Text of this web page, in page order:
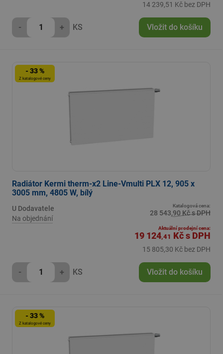
14 239,51 Kč bez DPH
- + KS Vložit do košíku
- 33 %
Z katalogové ceny
Radiátor Kermi therm-x2 Line-Vmulti PLX 12, 905 x
3005 mm, 4805 W, bílý
U Dodavatele
Na objednání
Katalogová cena:
28 543,90 Kč s DPH
Aktuální prodejní cena:
19 124,41 Kčs DPH
15 805,30 Kč bez DPH
- + KS Vložit do košíku
- 33 %
Z katalogové ceny